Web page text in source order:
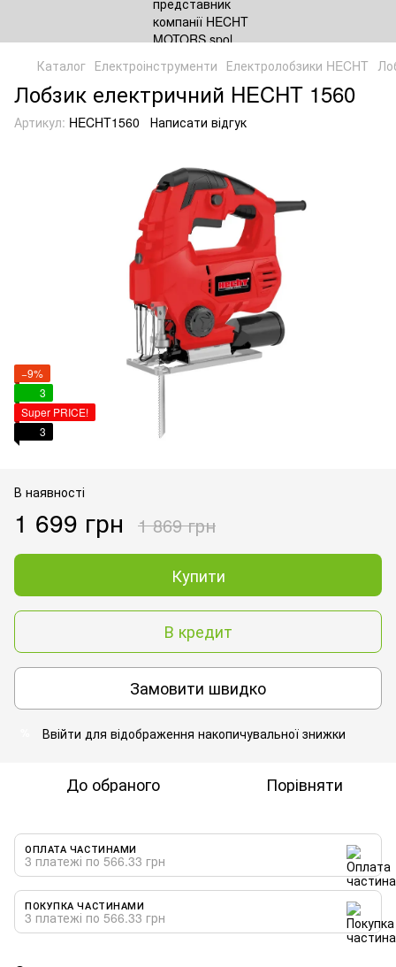
Каталог Електроінструменти Електролобзики HECHT
Лобзик електричний HECHT 1560
Артикул: HECHT1560 Написати відгук
−9%
3
Super PRICE!
3
В наявності
1 699 грн 1 869 грн
Купити
В кредит
Замовити швидко
Ввійти для відображення накопичувальної знижки
До обраного Порівняти
ОПЛАТА ЧАСТИНАМИ
3 платежі по 566.33 грн
ПОКУПКА ЧАСТИНАМИ
3 платежі по 566.33 грн